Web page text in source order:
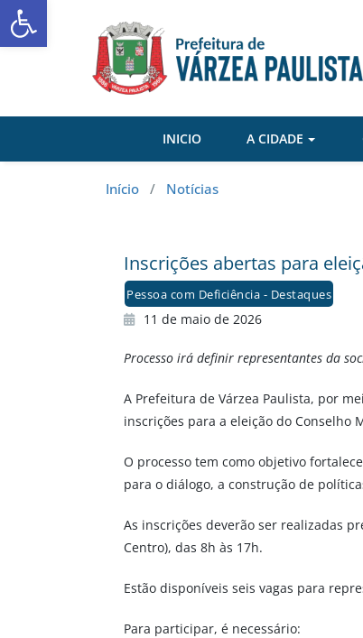
Skip
to
INICIO A CIDADE
Início / Notícias
Inscrições abertas para
Pessoa com Deficiência - Destaques
11 de maio de 2026
Processo irá definir representantes da
A Prefeitura de Várzea Paulista, por
inscrições para a eleição do Conselho
O processo tem como objetivo
para o diálogo, a construção de
As inscrições deverão ser realizadas
Centro), das 8h às 17h.
Estão disponíveis seis vagas para
Para participar, é necessário: